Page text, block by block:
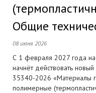
Общие
08 июня 2026
С 1 февраля 2027 года
начнёт действовать
35340-2026 «Материалы
полимерные